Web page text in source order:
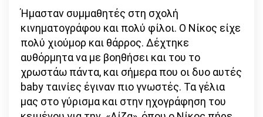
Ήμασταν συμμαθητές στη σχολή
κινηματογράφου και πολύ φίλοι. Ο Νίκος είχε
πολύ χιούμορ και θάρρος. Δέχτηκε
αυθόρμητα να με βοηθήσει και του το
χρωστάω πάντα, και σήμερα που οι δυο αυτές
baby ταινίες έγιναν πιο γνωστές. Τα γέλια
μας στο γύρισμα και στην ηχογράφηση του